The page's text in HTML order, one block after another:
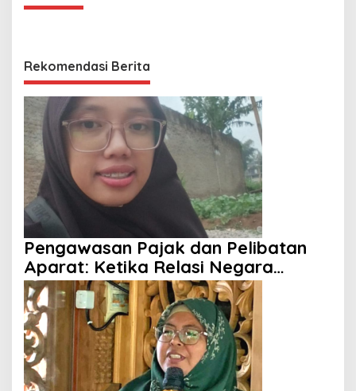
Rekomendasi Berita
Pengawasan Pajak dan Pelibatan
Aparat: Ketika Relasi Negara
dengan Rakyat Dipertanyakan